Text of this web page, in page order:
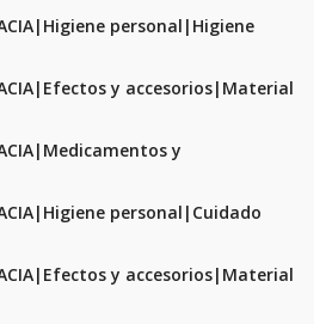
personal|Higiene
y accesorios|Material
y
personal|Cuidado
y accesorios|Material